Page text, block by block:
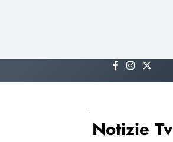
to
Notizie Tv